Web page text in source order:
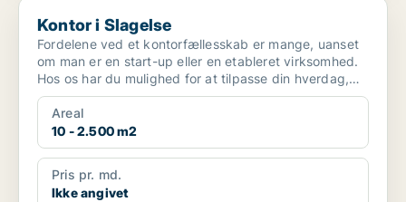
Kontor i Slagelse
Kontor i Slagelse
Fordelene ved et kontorfællesskab er mange, uanset
om man er en start-up eller en etableret virksomhed.
Hos os har du mulighed for at tilpasse din hverdag,
s...
Areal
10 - 2.500 m2
Pris pr. md.
Ikke angivet